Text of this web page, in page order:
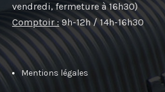
vendredi, fermeture à 16h30)
Comptoir : 9h-12h / 14h-16h30
Mentions légales